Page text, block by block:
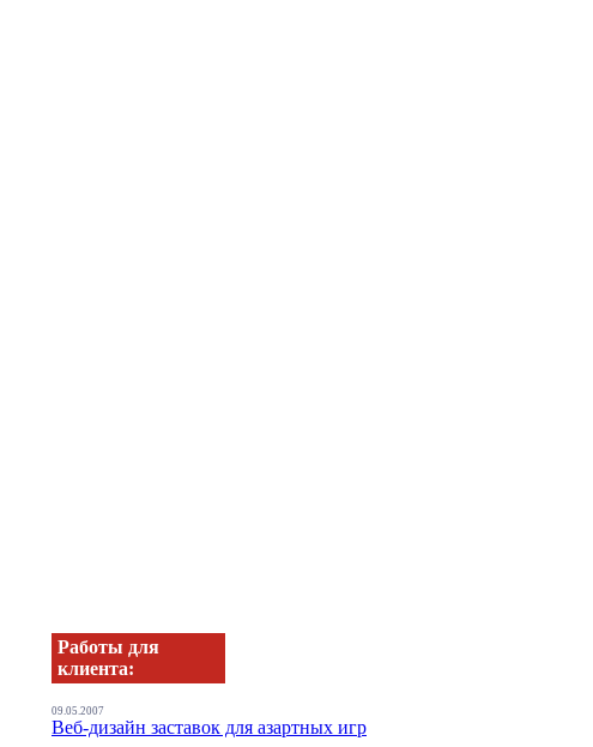
Работы для
клиента:
09.05.2007
Веб-дизайн заставок для азартных игр